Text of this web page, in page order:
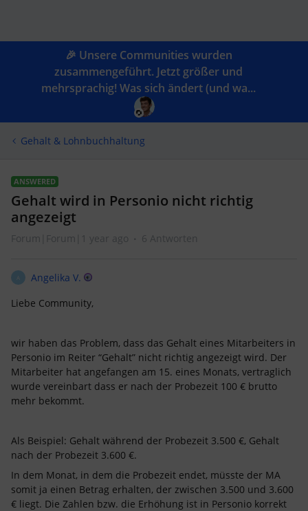
🎉 Unsere Communities wurden
zusammengeführt. Jetzt größer und
mehrsprachig! Was sich ändert (und wa...
Gehalt & Lohnbuchhaltung
ANSWERED
Gehalt wird in Personio nicht richtig
angezeigt
Forum|Forum|1 year ago 6 Antworten
A
Angelika V.
Liebe Community,
wir haben das Problem, dass das Gehalt eines Mitarbeiters in
Personio im Reiter “Gehalt” nicht richtig angezeigt wird. Der
Mitarbeiter hat angefangen am 15. eines Monats, vertraglich
wurde vereinbart dass er nach der Probezeit 100 € brutto
mehr bekommt.
Als Beispiel: Gehalt während der Probezeit 3.500 €, Gehalt
nach der Probezeit 3.600 €.
In dem Monat, in dem die Probezeit endet, müsste der MA
somit ja einen Betrag erhalten, der zwischen 3.500 und 3.600
€ liegt. Die Zahlen bzw. die Erhöhung ist in Personio korrekt